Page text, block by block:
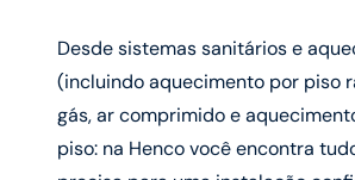
Desde sistemas sanitários e
(incluindo aquecimento por piso
gás, ar comprimido e
piso: na Henco você encontra